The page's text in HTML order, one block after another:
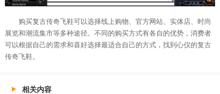
购买复古传奇飞鞋可以选择线上购物、官方网站、实体店、时尚
展览和潮流集市等多种途径。不同的购买方式有各自的优势，消费者
可以根据自己的需求和喜好选择最适合自己的方式，找到心仪的复古
传奇飞鞋。
相关内容